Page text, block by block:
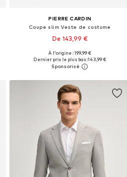
PIERRE CARDIN
Coupe slim Veste de costume
De 143,99 €
Disponible en plusieurs tailles
Ajouter au panier
À l'origine : 199,99 €
Dernier prix le plus bas :143,99 €